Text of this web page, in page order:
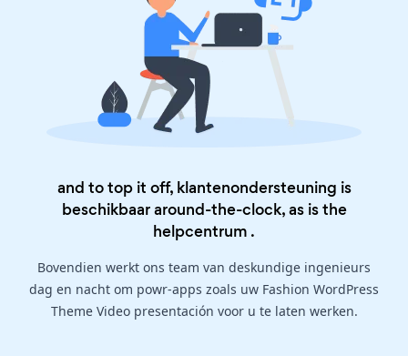
and to top it off, klantenondersteuning is
beschikbaar around-the-clock, as is the
helpcentrum .
Bovendien werkt ons team van deskundige ingenieurs
dag en nacht om powr-apps zoals uw Fashion WordPress
Theme Video presentación voor u te laten werken.